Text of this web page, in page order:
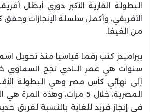
البطولة القارية الأكبر دوري أبطال
الأفريقي، وأكمل سلسلة الإنجازات وحقق
من الفيفا.
سنوات هي عمر النادي نجح السماوي
إلى نهائي كأس مصر وهي البطولة
المصرية، خلال 5 مرات، وهذه
في إنجاز فريد للغاية بالنسبة لفريق